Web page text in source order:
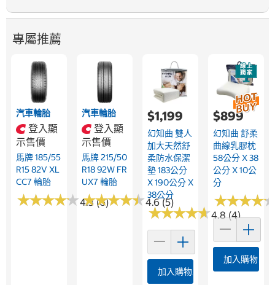
專屬推薦
汽車輪胎
登入顯
示售價
馬牌 185/55
R15 82V XL
CC7 輪胎
★★★★★
★★★★★4.3 (6)
汽車輪胎
登入顯
示售價
馬牌 215/50
R18 92W FR
UX7 輪胎
★★★★★
★★★★★4.6 (5)
$1,199
幻知曲 雙人
加大天然舒
柔防水保潔
墊 183公分
X 190公分 X
38公分
★★★★★
★★★★★4.8 (4)
加入購物車
$899
幻知曲 舒柔
曲線乳膠枕
58公分 X 38
公分 X 10公
分
★★★★
★★★★
加入購物車